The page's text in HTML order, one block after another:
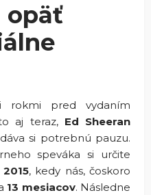
opäť
rokmi pred vydaním
aj teraz,Ed Sheeran
si potrebnú pauzu.
speváka si určite
, kedy nás, čoskoro
13 mesiacov. Následne